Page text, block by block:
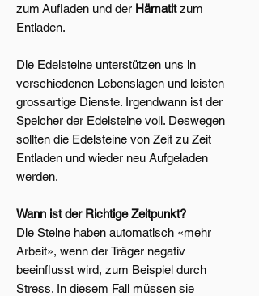
zum Aufladen und der Hämatitzum
Entladen.
Die Edelsteine unterstützen uns in
verschiedenen Lebenslagen und leisten
grossartige Dienste. Irgendwann ist der
Speicher der Edelsteine voll. Deswegen
sollten die Edelsteine von Zeit zu Zeit
Entladen und wieder neu Aufgeladen
werden.
Wann ist der Richtige Zeitpunkt?
Die Steine haben automatisch «mehr
Arbeit», wenn der Träger negativ
beeinflusst wird, zum Beispiel durch
Stress. In diesem Fall müssen sie